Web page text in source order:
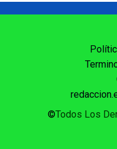
©Todos Los